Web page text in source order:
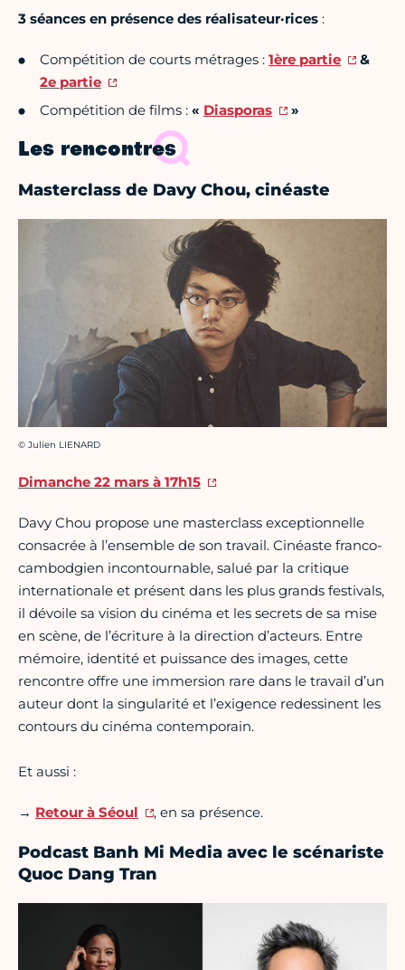
3 séances en présence des réalisateur·rices :
Compétition de courts métrages : 1ère partie
&
2e partie
Compétition de films : « Diasporas »
Les rencontres
Masterclass de Davy Chou, cinéaste
Crédit photo :
© Julien LIENARD
Dimanche 22 mars à 17h15
Davy Chou propose une masterclass exceptionnelle
consacrée à l’ensemble de son travail. Cinéaste franco-
cambodgien incontournable, salué par la critique
internationale et présent dans les plus grands festivals,
il dévoile sa vision du cinéma et les secrets de sa mise
en scène, de l’écriture à la direction d’acteurs. Entre
mémoire, identité et puissance des images, cette
rencontre offre une immersion rare dans le travail d’un
auteur dont la singularité et l’exigence redessinent les
contours du cinéma contemporain.
Et aussi :
→ Retour à Séoul , en sa présence.
Podcast Banh Mi Media avec le scénariste
Quoc Dang Tran